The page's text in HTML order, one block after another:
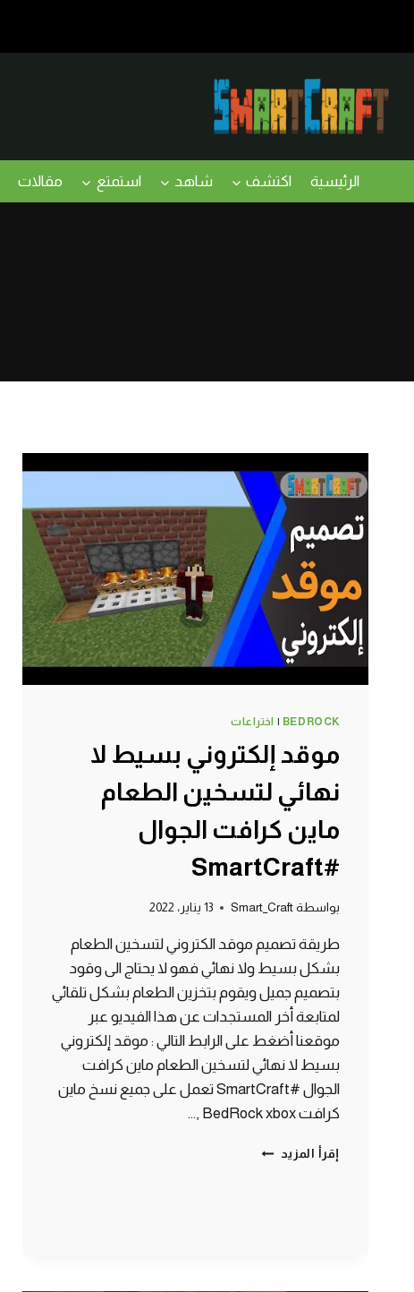
الرئيسية اكتشف شاهد استمتع مقالات
BEDROCK
| اختراعات
موقد إلكتروني بسيط لا
نهائي لتسخين الطعام
ماين كرافت الجوال
#SmartCraft
بواسطة Smart_Craft 13 يناير، 2022
طريقة تصميم موقد الكتروني لتسخين الطعام
بشكل بسيط ولا نهائي فهو لا يحتاج الى وقود
بتصميم جميل ويقوم بتخزين الطعام بشكل تلقائي
لمتابعة أخر المستجدات عن هذا الفيديو عبر
موقعنا أضغط على الرابط التالي : موقد إلكتروني
بسيط لا نهائي لتسخين الطعام ماين كرافت
الجوال #SmartCraft تعمل على جميع نسخ ماين
كرافت BedRock xbox ,…
إقرأ المزيد موقد